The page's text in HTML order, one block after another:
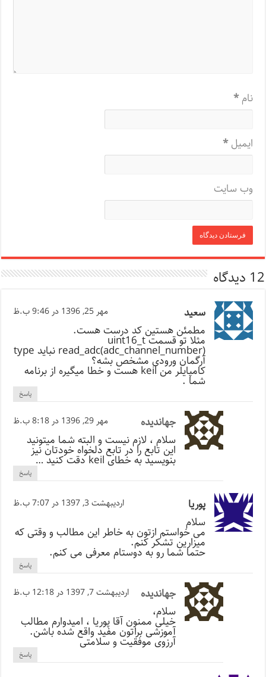
نام*
ایمیل*
وب‌ سایت
12 دیدگاه
سعید مهر 25, 1396 در 9:46 ب.ظ
مطمئن هستین کد درست هست.
مثلا تو قسمت uint16_t
read_adc(adc_channel_number) نباید type
آرگمان ورودی مشخص بشه؟
کامپایلر من keil هست و خطا میگیره از برنامه
شما .
پاسخ
جهاندیده مهر 29, 1396 در 8:18 ب.ظ
سلام ، لازم نیست و البته شما میتونید
این تابع را در تابع دلخواه خودتان نیز
بنویسید به خطای keil دقت کنید …
پاسخ
پوریا اردیبهشت 3, 1397 در 7:07 ب.ظ
سلام
می خواستم ازتون به خاطر این مطالب و وقتی که
میزارین تشکر کنم.
حتما شما رو به دوستام معرفی می کنم.
پاسخ
جهاندیده اردیبهشت 7, 1397 در 12:18 ب.ظ
سلام،
خیلی ممنون آقا پوریا ، امیدوارم مطالب
آموزشی براتون مفید واقع شده باشن.
آرزوی موفقیت و سلامتی
پاسخ